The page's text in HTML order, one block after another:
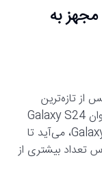
سامسونگ از Galaxy S24 FE مجهز به
از تازه‌ترین
گوشی مجهز به هوش مصنوعی خود تحت عنوان Galaxy S24
FE رونمایی کرد. این عضو جدید خانواده Galaxy AI، می‌آید تا
تعداد بیشتری از